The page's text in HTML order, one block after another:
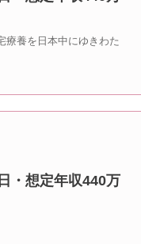
療養を日本中にゆきわた
・想定年収440万